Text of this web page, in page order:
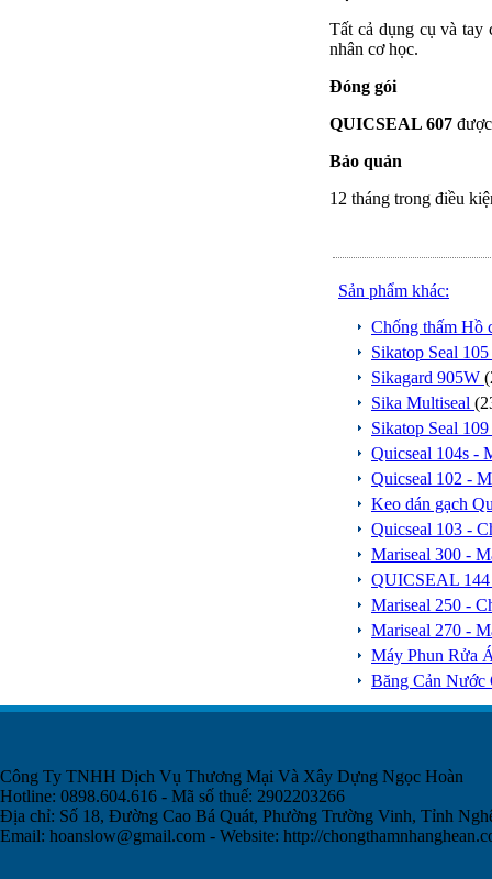
Tất cả dụng cụ và tay
nhân cơ học.
Đóng gói
QUICSEAL 607
Bảo quản
12 tháng trong điều
Sản phẩm khác:
Chống thấm Hồ
Sikatop Seal 105
Sikagard 905W
Sika Multiseal
Sikatop Seal 109
Quicseal 104s -
Quicseal 102 -
Keo dán gạch
Quicseal 103 -
Mariseal 300 -
QUICSEAL 144
Mariseal 250 -
Mariseal 270 -
Máy Phun Rửa
Băng Cản Nước
Công Ty TNHH Dịch Vụ Thương Mại Và Xây Dựng Ngọc Hoàn
Hotline: 0898.604.616 - Mã số thuế: 2902203266
Địa chỉ: Số 18, Đường Cao Bá Quát, Phường Trường Vinh, Tỉnh
Email: hoanslow@gmail.com - Website: http://